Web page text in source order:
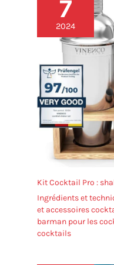
7
2024
Kit Cocktail Pro :
Ingrédients et
et accessoires
barman pour les
cocktails